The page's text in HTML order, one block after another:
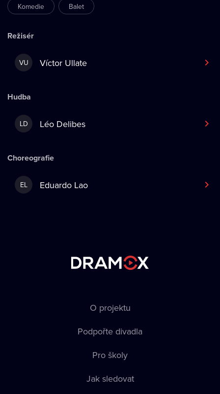
Komedie Balet
Režisér
VU Víctor Ullate
Hudba
LD Léo Delibes
Choreografie
EL Eduardo Lao
O projektu
Podpořte divadla
Pro školy
Jak sledovat